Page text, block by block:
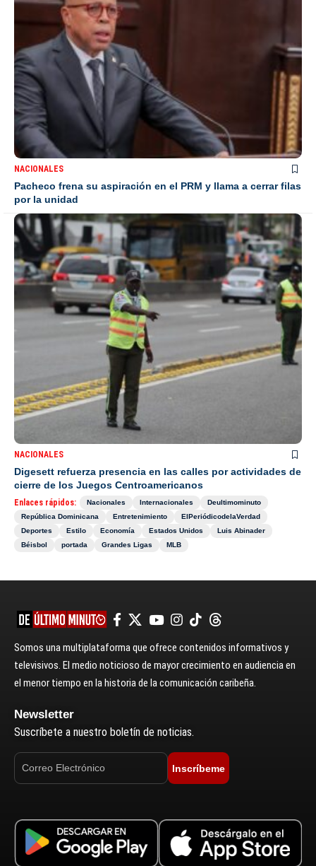
NACIONALES
Pacheco frena su aspiración en el PRM y llama a cerrar filas
por la unidad
NACIONALES
Digesett refuerza presencia en las calles por actividades de
cierre de los Juegos Centroamericanos
Enlaces rápidos: Nacionales Internacionales
Deultimominuto
República Dominicana
Entretenimiento
ElPeriódicodelaVerdad
Deportes
Estilo Economía Estados Unidos
Luis Abinader
Béisbol
portada Grandes Ligas MLB
Somos una multiplataforma que ofrece contenidos informativos y
televisivos. El medio noticioso de mayor crecimiento en audiencia en
el menor tiempo en la historia de la comunicación caribeña.
Newsletter
Suscríbete a nuestro boletín de noticias.
Inscríbeme